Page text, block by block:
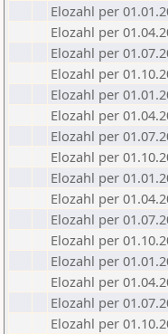
Elozahl per
Elozahl per
Elozahl per
Elozahl per
Elozahl per
Elozahl per
Elozahl per
Elozahl per
Elozahl per
Elozahl per
Elozahl per
Elozahl per
Elozahl per
Elozahl per
Elozahl per
Elozahl per